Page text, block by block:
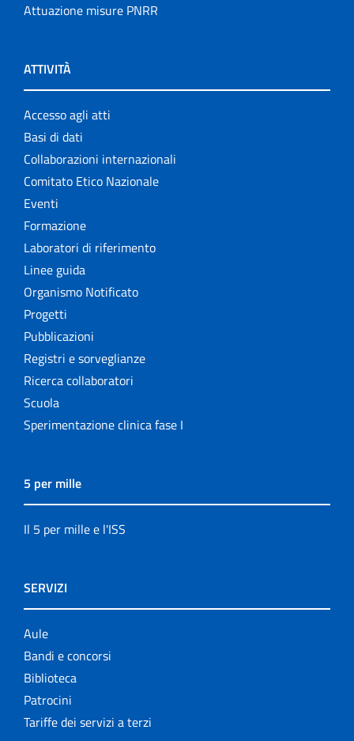
Attuazione misure PNRR
ATTIVITÀ
Accesso agli atti
Basi di dati
Collaborazioni internazionali
Comitato Etico Nazionale
Eventi
Formazione
Laboratori di riferimento
Linee guida
Organismo Notificato
Progetti
Pubblicazioni
Registri e sorveglianze
Ricerca collaboratori
Scuola
Sperimentazione clinica fase I
5 per mille
Il 5 per mille e l'ISS
SERVIZI
Aule
Bandi e concorsi
Biblioteca
Patrocini
Tariffe dei servizi a terzi